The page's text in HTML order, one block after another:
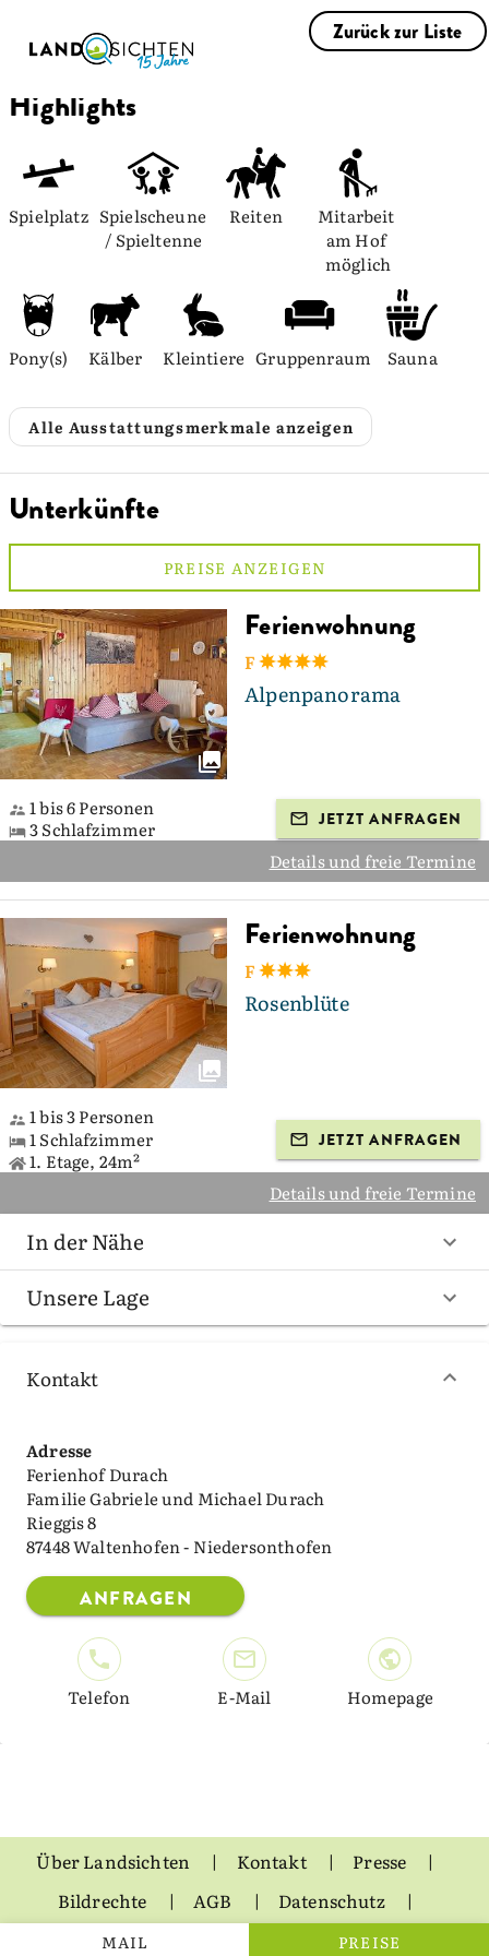
Zurück zur Liste
MAIL
PREISE
Highlights
Spielplatz Spielscheune
/ Spieltenne
Reiten
Mitarbeit
am Hof
möglich
Pony(s) Kälber Kleintiere Gruppenraum Sauna
Alle Ausstattungsmerkmale anzeigen
Unterkünfte
PREISE ANZEIGEN
Ferienwohnung
F
Alpenpanorama
1 bis 6 Personen
3 Schlafzimmer
JETZT ANFRAGEN
Details und freie Termine
Ferienwohnung
F
Rosenblüte
1 bis 3 Personen
1 Schlafzimmer
1. Etage, 24m²
JETZT ANFRAGEN
Details und freie Termine
In der Nähe
Unsere Lage
Kontakt
Adresse
Ferienhof Durach
Familie Gabriele und Michael Durach
Rieggis 8
87448 Waltenhofen - Niedersonthofen
ANFRAGEN
Telefon E-Mail Homepage
Über Landsichten Kontakt
Presse
Bildrechte
AGB
Datenschutz